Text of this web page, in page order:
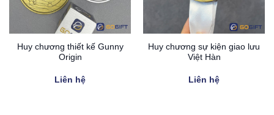
Huy chương thiết kế Gunny
Origin
Liên hệ
Huy chương sự kiện giao lưu
Việt Hàn
Liên hệ